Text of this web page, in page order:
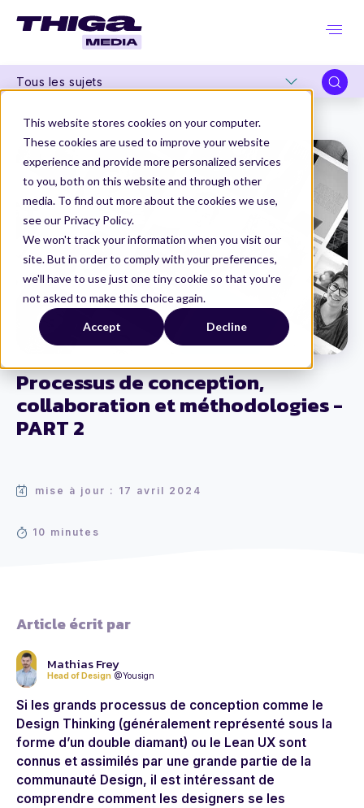
This website stores cookies on your computer.
These cookies are used to improve your website
experience and provide more personalized services
to you, both on this website and through other
media. To find out more about the cookies we use,
see our Privacy Policy.
We won't track your information when you visit our
site. But in order to comply with your preferences,
we'll have to use just one tiny cookie so that you're
not asked to make this choice again.
Accept Decline
Tous les sujets
Processus de conception,
collaboration et méthodologies -
PART 2
mise à jour : 17 avril 2024
10 minutes
Thiga Media How to Processus de conception, collaboration et méthodologies - PART 2
Article écrit par
Mathias Frey
Head of Design @Yousign
Si les grands processus de conception comme le
Design Thinking (généralement représenté sous la
forme d’un double diamant) ou le Lean UX sont
connus et assimilés par une grande partie de la
communauté Design, il est intéressant de
comprendre comment les designers se les